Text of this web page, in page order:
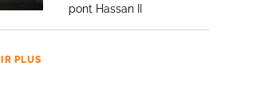
pont Hassan II
PLUS